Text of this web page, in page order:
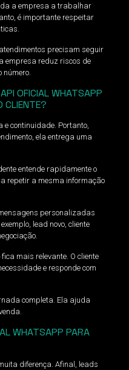
a empresa a trabalhar
é importante respeitar
precisam seguir
empresa reduz riscos de
OFICIAL WHATSAPP
CLIENTE?
continuidade. Portanto,
ela entrega uma
entende rapidamente o
repetir a mesma informação
personalizadas
lead novo, cliente
mais relevante. O cliente
e responde com
completa. Ela ajuda
WHATSAPP PARA
diferença. Afinal, leads